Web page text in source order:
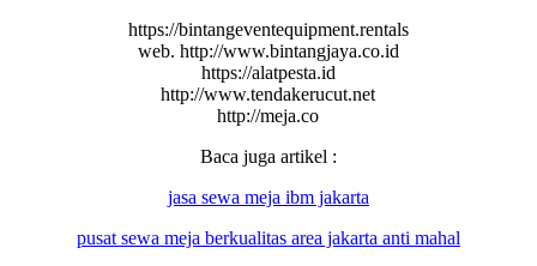
https://bintangeventequipment.rentals
web. http://www.bintangjaya.co.id
https://alatpesta.id
http://www.tendakerucut.net
http://meja.co
Baca juga artikel :
jasa sewa meja ibm jakarta
pusat sewa meja berkualitas area jakarta anti mahal